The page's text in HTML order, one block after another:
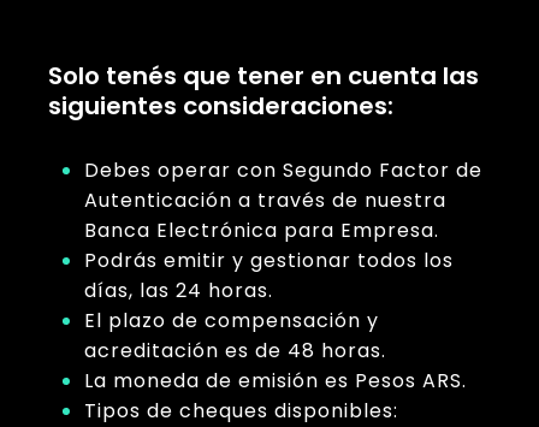
Solo tenés que tener en cuenta las
siguientes consideraciones:
Debes operar con Segundo Factor de
Autenticación a través de nuestra
Banca Electrónica para Empresa.
Podrás emitir y gestionar todos los
días, las 24 horas.
El plazo de compensación y
acreditación es de 48 horas.
La moneda de emisión es Pesos ARS.
Tipos de cheques disponibles: